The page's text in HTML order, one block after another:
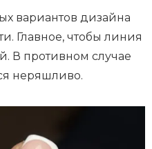
вариантов дизайна
Главное, чтобы линия
В противном случае
неряшливо.